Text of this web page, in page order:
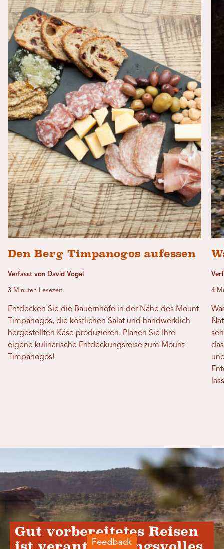
Den Berg Timpanogos aufessen
Verfasst von David Vogel
3 Minuten Lesezeit
Entdecken Sie die Bauernhöfe in der Nähe des Mount
Timpanogos, die köstlichen Salat und handwerklich
hergestellten Käse produzieren. Planen Sie Ihre
eigene kulinarische Entdeckungsreise zum Mount
Timpanogos!
4
Gut vorbereitetes Reisen